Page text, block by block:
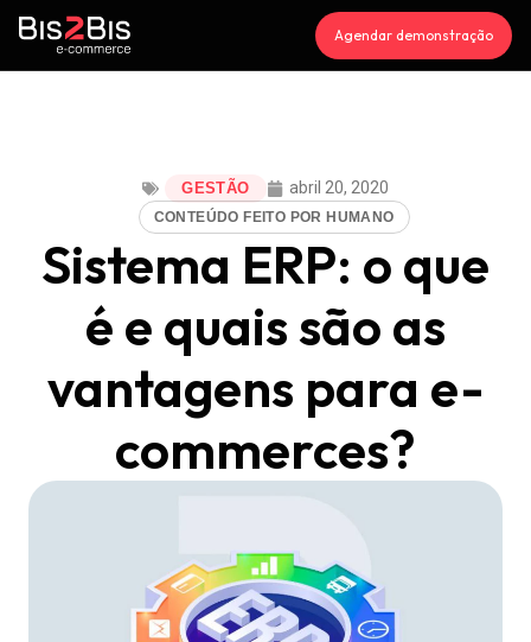
Agendar demonstração
GESTÃO abril 20, 2020
CONTEÚDO FEITO POR HUMANO
Sistema ERP: o que
é e quais são as
vantagens para e-
commerces?